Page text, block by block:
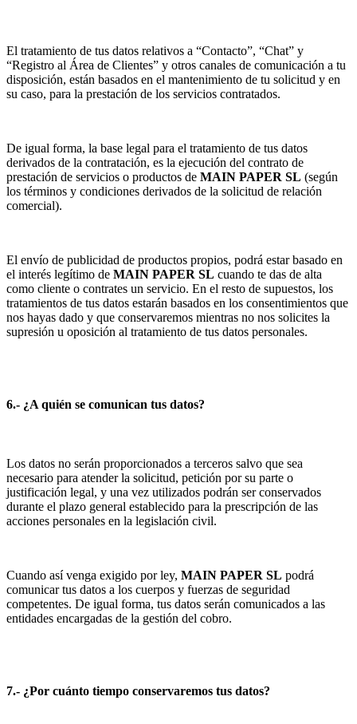
El tratamiento de tus datos relativos a “Contacto”, “Chat” y
“Registro al Área de Clientes” y otros canales de comunicación a tu
disposición, están basados en el mantenimiento de tu solicitud y en
su caso, para la prestación de los servicios contratados.
De igual forma, la base legal para el tratamiento de tus datos
derivados de la contratación, es la ejecución del contrato de
prestación de servicios o productos de MAIN PAPER SL (según
los términos y condiciones derivados de la solicitud de relación
comercial).
El envío de publicidad de productos propios, podrá estar basado en
el interés legítimo de MAIN PAPER SL cuando te das de alta
como cliente o contrates un servicio. En el resto de supuestos, los
tratamientos de tus datos estarán basados en los consentimientos que
nos hayas dado y que conservaremos mientras no nos solicites la
supresión u oposición al tratamiento de tus datos personales.
6.- ¿A quién se comunican tus datos?
Los datos no serán proporcionados a terceros salvo que sea
necesario para atender la solicitud, petición por su parte o
justificación legal, y una vez utilizados podrán ser conservados
durante el plazo general establecido para la prescripción de las
acciones personales en la legislación civil.
Cuando así venga exigido por ley, MAIN PAPER SL podrá
comunicar tus datos a los cuerpos y fuerzas de seguridad
competentes. De igual forma, tus datos serán comunicados a las
entidades encargadas de la gestión del cobro.
7.- ¿Por cuánto tiempo conservaremos tus datos?